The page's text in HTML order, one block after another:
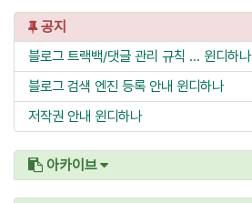
공지
블로그 트랙백/댓글 관리 규칙 ... 윈디하나
블로그 검색 엔진 등록 안내 윈디하나
저작권 안내 윈디하나
아카이브